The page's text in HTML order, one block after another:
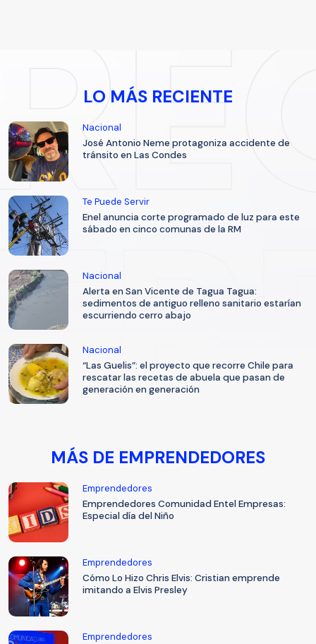
LO MÁS RECIENTE
Nacional
José Antonio Neme protagoniza accidente de
tránsito en Las Condes
Te Puede Servir
Enel anuncia corte programado de luz para este
sábado en cinco comunas de la RM
Nacional
Alerta en San Vicente de Tagua Tagua:
sedimentos de antiguo relleno sanitario estarían
escurriendo cerro abajo
Nacional
“Las Guelis”: el proyecto que recorre Chile para
rescatar las recetas de abuela que pasan de
generación en generación
MÁS DE EMPRENDEDORES
Emprendedores
Emprendedores Comunidad Entel Empresas:
Especial día del Niño
Emprendedores
Cómo Lo Hizo Chris Elvis: Cristian emprende
imitando a Elvis Presley
Emprendedores